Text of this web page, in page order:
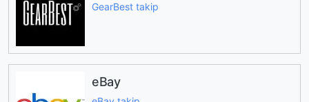
GearBest takip
eBay